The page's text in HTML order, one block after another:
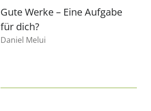
Gute Werke – Eine Aufgabe
für dich?
Daniel Melui